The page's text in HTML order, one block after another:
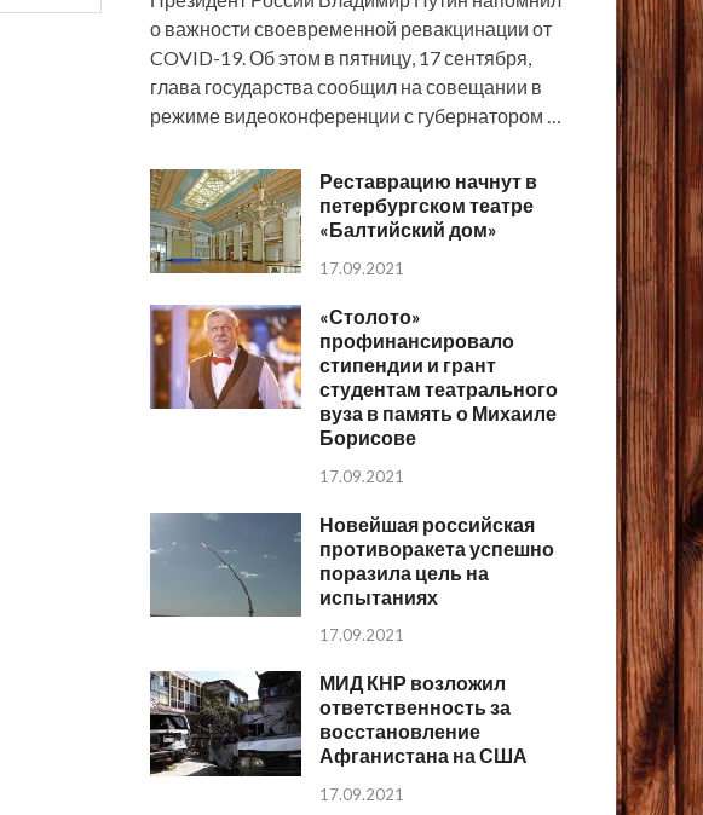
о важности своевременной ревакцинации от
COVID-19. Об этом в пятницу, 17 сентября,
глава государства сообщил на совещании в
режиме видеоконференции с губернатором …
Реставрацию начнут в
петербургском театре
«Балтийский дом»
17.09.2021
«Столото»
профинансировало
стипендии и грант
студентам театрального
вуза в память о Михаиле
Борисове
17.09.2021
Новейшая российская
противоракета успешно
поразила цель на
испытаниях
17.09.2021
МИД КНР возложил
ответственность за
восстановление
Афганистана на США
17.09.2021